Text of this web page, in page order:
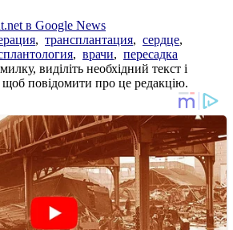
в Google News
, трансплантация, сердце,
, врачи, пересадка
виділіть необхідний текст і
щоб повідомити про це редакцію.